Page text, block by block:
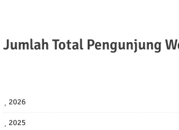
Jumlah Total Pengunjung
2026
2025